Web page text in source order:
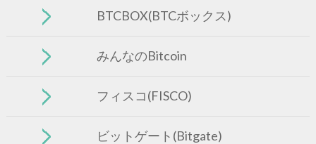
BTCBOX(BTCボックス)
みんなのBitcoin
フィスコ(FISCO)
ビットゲート(Bitgate)